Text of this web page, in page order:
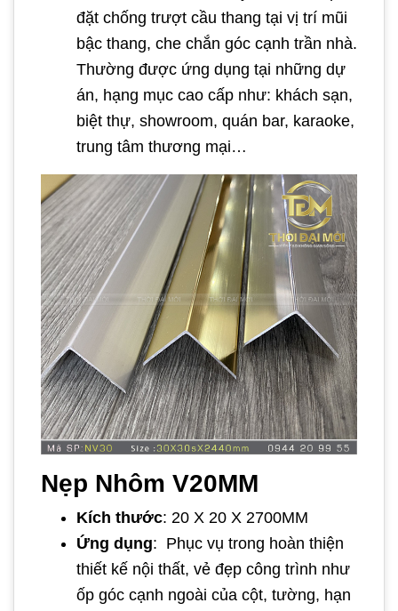
đặt chống trượt cầu thang tại vị trí mũi
bậc thang, che chắn góc cạnh trần nhà.
Thường được ứng dụng tại những dự
án, hạng mục cao cấp như: khách sạn,
biệt thự, showroom, quán bar, karaoke,
trung tâm thương mại…
Nẹp Nhôm V20MM
Kích thước: 20 X 20 X 2700MM
Ứng dụng: Phục vụ trong hoàn thiện
thiết kế nội thất, vẻ đẹp công trình như
ốp góc cạnh ngoài của cột, tường, hạn